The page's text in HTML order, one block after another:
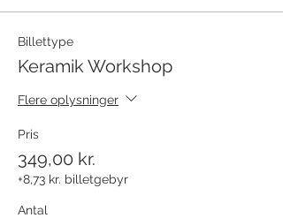
Billettype
Keramik Workshop
Flere oplysninger
Pris
349,00 kr.
+8,73 kr. billetgebyr
Antal